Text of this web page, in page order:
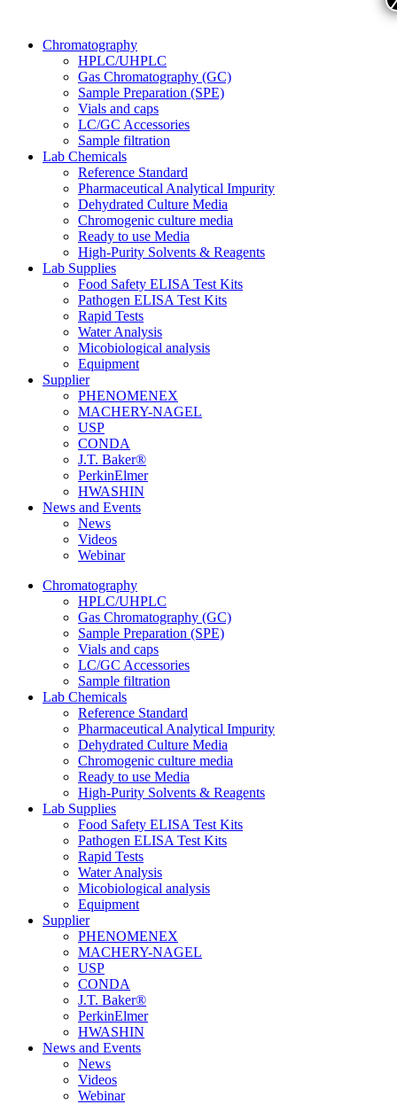
Chromatography
HPLC/UHPLC
Gas Chromatography (GC)
Sample Preparation (SPE)
Vials and caps
LC/GC Accessories
Sample filtration
Lab Chemicals
Reference Standard
Pharmaceutical Analytical Impurity
Dehydrated Culture Media
Chromogenic culture media
Ready to use Media
High-Purity Solvents & Reagents
Lab Supplies
Food Safety ELISA Test Kits
Pathogen ELISA Test Kits
Rapid Tests
Water Analysis
Micobiological analysis
Equipment
Supplier
PHENOMENEX
MACHERY-NAGEL
USP
CONDA
J.T. Baker®
PerkinElmer
HWASHIN
News and Events
News
Videos
Webinar
Chromatography
HPLC/UHPLC
Gas Chromatography (GC)
Sample Preparation (SPE)
Vials and caps
LC/GC Accessories
Sample filtration
Lab Chemicals
Reference Standard
Pharmaceutical Analytical Impurity
Dehydrated Culture Media
Chromogenic culture media
Ready to use Media
High-Purity Solvents & Reagents
Lab Supplies
Food Safety ELISA Test Kits
Pathogen ELISA Test Kits
Rapid Tests
Water Analysis
Micobiological analysis
Equipment
Supplier
PHENOMENEX
MACHERY-NAGEL
USP
CONDA
J.T. Baker®
PerkinElmer
HWASHIN
News and Events
News
Videos
Webinar